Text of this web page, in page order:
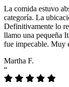
La comida estuvo
categoría. La
Definitivamente lo
llamo una pequeña
fue impecable. Muy
Martha F.
“